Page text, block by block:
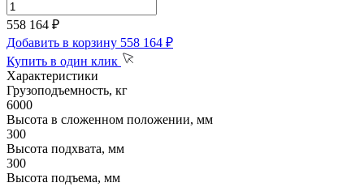
558 164 ₽
Добавить в корзину 558 164 ₽
Купить в один клик
Характеристики
Грузоподъемность, кг
6000
Высота в сложенном положении, мм
300
Высота подхвата, мм
300
Высота подъема, мм